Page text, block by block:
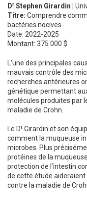
Dr Stephen Girardin |
Titre: Comprendre
bactéries nocives
Date: 2022-2025
Montant: 375 000 $
L’une des principales
mauvais contrôle des
recherches antérieures
génétique permettant
molécules produites par
maladie de Crohn.
Le Dr Girardin et son
comment la muqueuse
microbes. Plus
protéines de la
protection de l’intestin
de cette étude
contre la maladie de